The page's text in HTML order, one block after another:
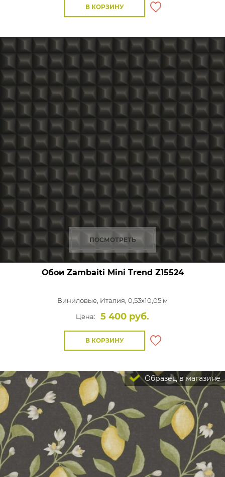
В КОРЗИНУ
ПОСМОТРЕТЬ
Обои Zambaiti Mini Trend Z15524
Виниловые, Италия, 0,53x10,05 м
Цена:
5 400 руб.
В КОРЗИНУ
Образец в магазине